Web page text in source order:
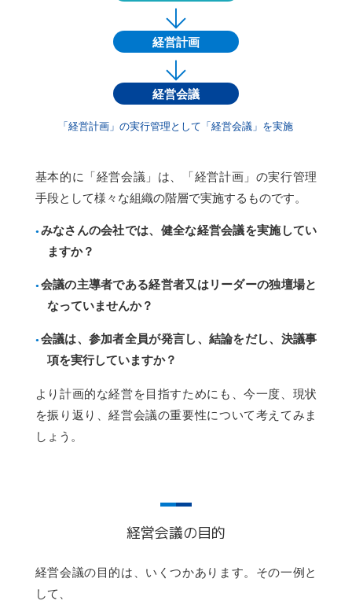
経営計画
経営会議
「経営計画」の実行管理として「経営会議」を実施
基本的に「経営会議」は、「経営計画」の実行管理
手段として様々な組織の階層で実施するものです。
みなさんの会社では、健全な経営会議を実施してい
ますか？
会議の主導者である経営者又はリーダーの独壇場と
なっていませんか？
会議は、参加者全員が発言し、結論をだし、決議事
項を実行していますか？
より計画的な経営を目指すためにも、今一度、現状
を振り返り、経営会議の重要性について考えてみま
しょう。
経営会議の目的
経営会議の目的は、いくつかあります。その一例と
して、